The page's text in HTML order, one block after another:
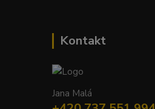
Kontakt
Jana Malá